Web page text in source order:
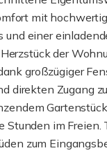
mit
und einer
der
großzügiger
direkten Zugang
Stunden im Freien.
zum